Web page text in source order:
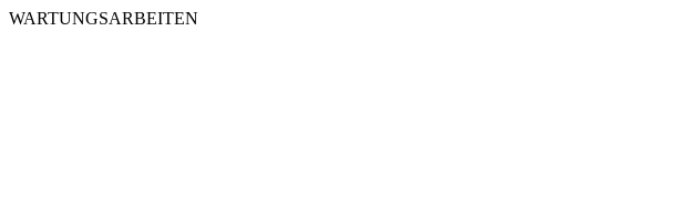
WARTUNGSARBEITEN